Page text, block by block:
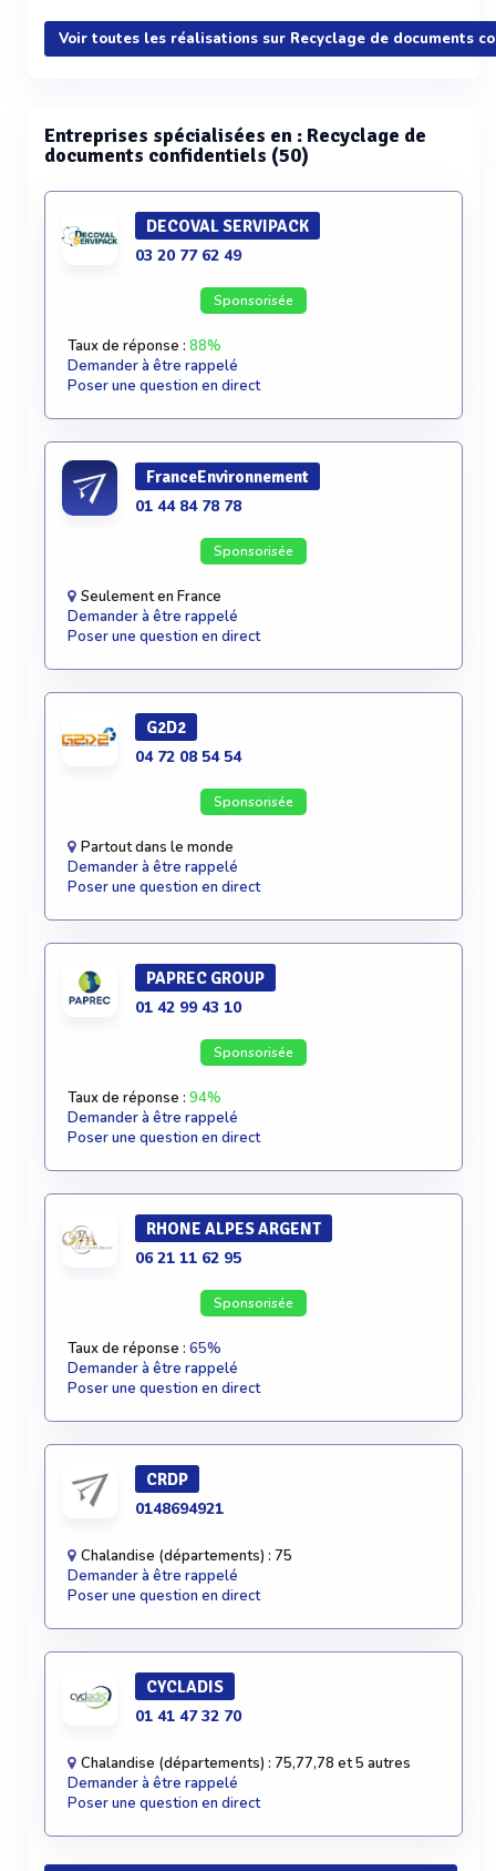
Voir plus
Voir toutes les réalisations sur Recyclage de documents
Entreprises spécialisées en : Recyclage de
documents confidentiels (50)
DECOVAL SERVIPACK
03 20 77 62 49
Sponsorisée
Taux de réponse : 88%
Demander à être rappelé
Poser une question en direct
FranceEnvironnement
01 44 84 78 78
Sponsorisée
Seulement en France
Demander à être rappelé
Poser une question en direct
G2D2
04 72 08 54 54
Sponsorisée
Partout dans le monde
Demander à être rappelé
Poser une question en direct
PAPREC GROUP
01 42 99 43 10
Sponsorisée
Taux de réponse : 94%
Demander à être rappelé
Poser une question en direct
RHONE ALPES ARGENT
06 21 11 62 95
Sponsorisée
Taux de réponse : 65%
Demander à être rappelé
Poser une question en direct
CRDP
0148694921
Chalandise (départements) : 75
Demander à être rappelé
Poser une question en direct
CYCLADIS
01 41 47 32 70
Chalandise (départements) : 75,77,78 et 5 autres
Demander à être rappelé
Poser une question en direct